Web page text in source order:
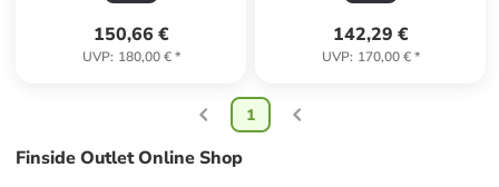
150,66 €
UVP: 180,00 €*
142,29 €
UVP: 170,00 €*
1
Finside Outlet Online Shop